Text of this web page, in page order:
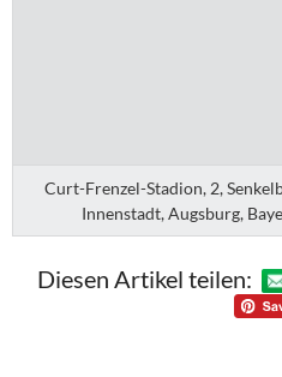
Curt-Frenzel-Stadion, 2,
Innenstadt, Augsburg,
Diesen Artikel teilen: